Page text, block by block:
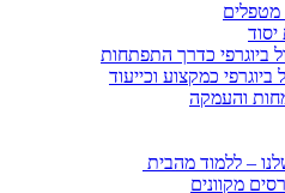
מטפלים
ביוגרפי כדרך התפתחות
ביוגרפי כמקצוע וכייעוד
והעמקה
– ללמוד מהבית
מקוונים